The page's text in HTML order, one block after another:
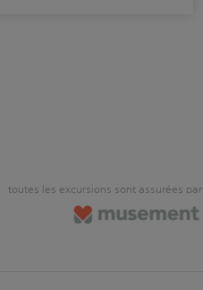
toutes les excursions sont assurées par